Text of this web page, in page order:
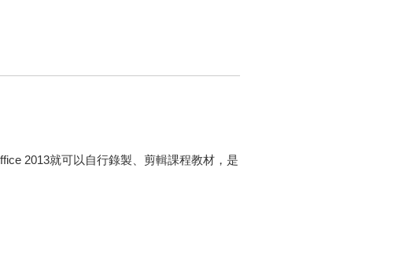
2013就可以自行錄製、剪輯課程教材，是